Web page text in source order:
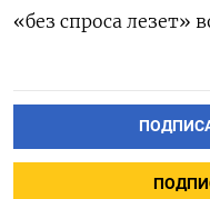
«без спроса лезет»